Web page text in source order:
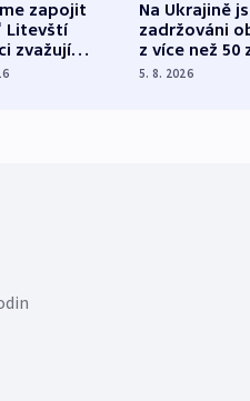
zapojit
Litevští
zvažují
o
Na Ukrajině
zadržováni
z více než 50
Bojovali na
5. 8. 2026